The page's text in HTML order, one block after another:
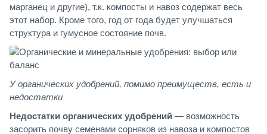
марганец и другие), т.к. компосты и навоз содержат весь
этот набор. Кроме того, год от года будет улучшаться
структура и гумусное состояние почв.
У органических удобрений, помимо преимуществ, есть и
недостатки
Недостатки органических удобрений — возможность
засорить почву семенами сорняков из навоза и компостов